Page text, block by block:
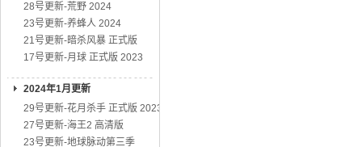
28号更新-荒野 2024
23号更新-养蜂人 2024
21号更新-暗杀风暴 正式版
17号更新-月球 正式版 2023
2024年1月更新
29号更新-花月杀手 正式版 2023
27号更新-海王2 高清版
23号更新-地球脉动第三季